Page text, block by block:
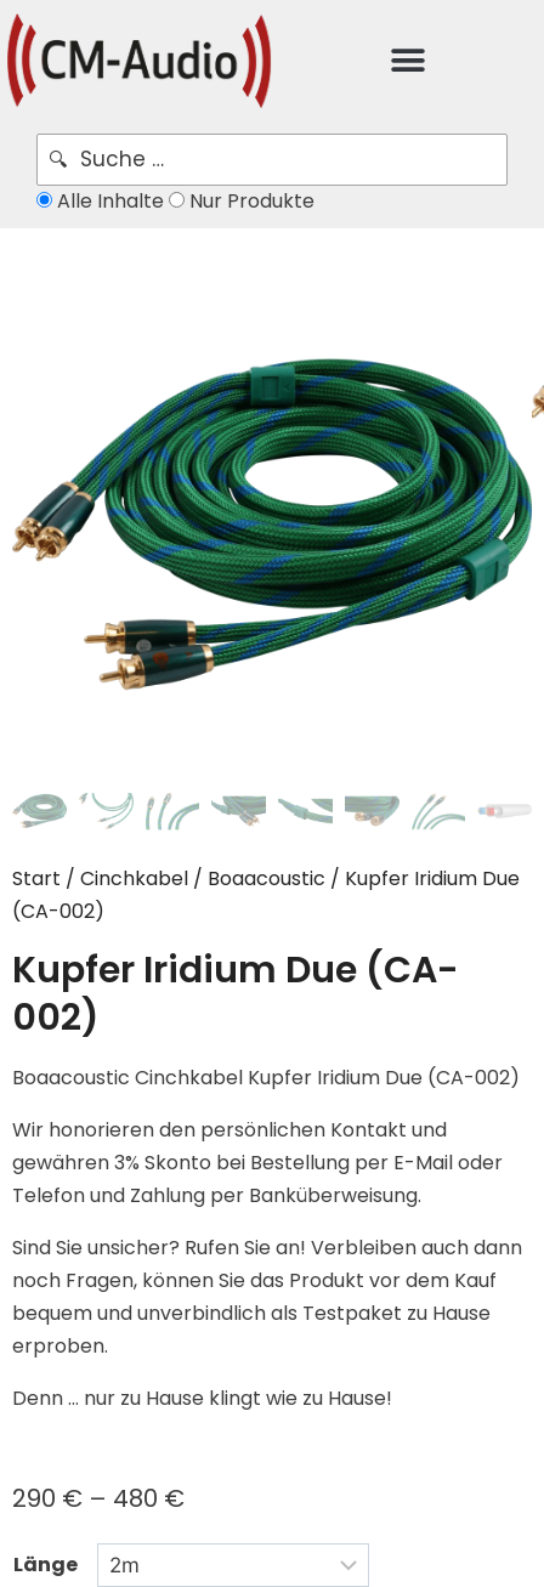
Alle Inhalte Nur Produkte
Start / Cinchkabel / Boaacoustic / Kupfer Iridium Due
(CA-002)
Kupfer Iridium Due (CA-
002)
Boaacoustic Cinchkabel Kupfer Iridium Due (CA-002)
Wir honorieren den persönlichen Kontakt und
gewähren 3% Skonto bei Bestellung per E-Mail oder
Telefon und Zahlung per Banküberweisung.
Sind Sie unsicher? Rufen Sie an! Verbleiben auch dann
noch Fragen, können Sie das Produkt vor dem Kauf
bequem und unverbindlich als Testpaket zu Hause
erproben.
Denn … nur zu Hause klingt wie zu Hause!
290 € – 480 €
Länge